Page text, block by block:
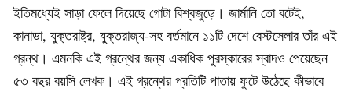
ইতিমধ্যেই সাড়া ফেলে দিয়েছে গোটা বিশ্বজুড়ে। জার্মানি তো বটেই,
কানাডা, যুক্তরাষ্ট্র, যুক্তরাজ্য-সহ বর্তমানে ১১টি দেশে বেস্টসেলার তাঁর এই
গ্রন্থ। এমনকি এই গ্রন্থের জন্য একাধিক পুরস্কারের স্বাদও পেয়েছেন
৫৩ বছর বয়সি লেখক। এই গ্রন্থের প্রতিটি পাতায় ফুটে উঠেছে কীভাবে